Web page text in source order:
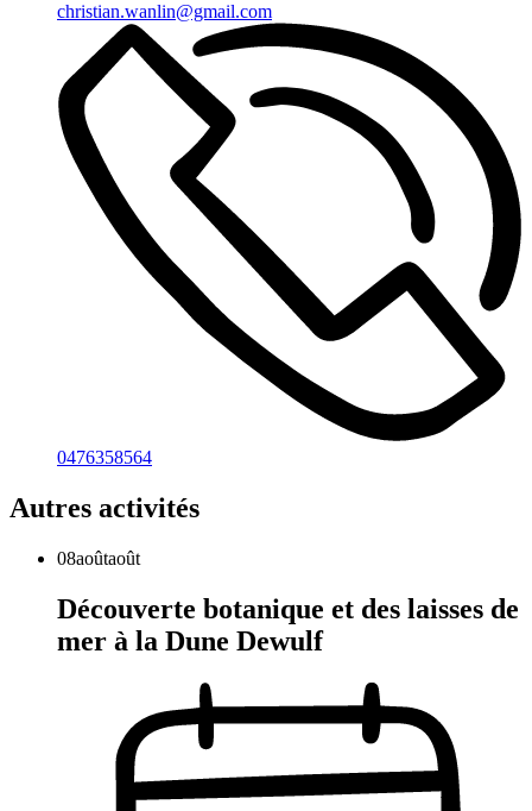
christian.wanlin@gmail.com
0476358564
Autres activités
08aoûtaoût
Découverte botanique et des laisses de
mer à la Dune Dewulf